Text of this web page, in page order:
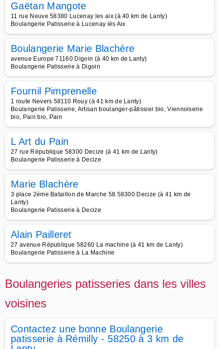
Gaëtan Mangote
11 rue Neuve 58380 Lucenay les aix (à 40 km de Lanty)
Boulangerie Patisserie à Lucenay lès Aix
Boulangerie Marie Blachère
avenue Europe 71160 Digoin (à 40 km de Lanty)
Boulangerie Patisserie à Digoin
Fournil Pimprenelle
1 route Nevers 58110 Rouy (à 41 km de Lanty)
Boulangerie Patisserie, Artisan boulanger-pâtissier bio, Viennoiserie
bio, Pain bio, Pain
L Art du Pain
27 rue République 58300 Decize (à 41 km de Lanty)
Boulangerie Patisserie à Decize
Marie Blachère
3 place 2ème Bataillon de Marche 58 58300 Decize (à 41 km de
Lanty)
Boulangerie Patisserie à Decize
Alain Pailleret
27 avenue République 58260 La machine (à 41 km de Lanty)
Boulangerie Patisserie à La Machine
Boulangeries patisseries dans les villes
voisines
Contactez une bonne Boulangerie
patisserie à Rémilly - 58250 à 3 km de